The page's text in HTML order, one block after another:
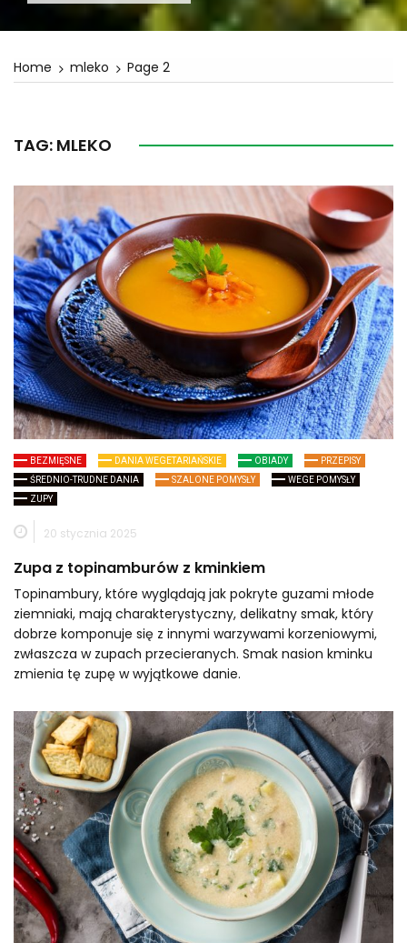
Home mleko Page 2
TAG: MLEKO
BEZMIĘSNE DANIA WEGETARIAŃSKIE OBIADY
PRZEPISY
ŚREDNIO-TRUDNE DANIA
SZALONE POMYSŁY
WEGE POMYSŁY
ZUPY
20 stycznia 2025
Zupa z topinamburów z kminkiem
Topinambury, które wyglądają jak pokryte guzami młode
ziemniaki, mają charakterystyczny, delikatny smak, który
dobrze komponuje się z innymi warzywami korzeniowymi,
zwłaszcza w zupach przecieranych. Smak nasion kminku
zmienia tę zupę w wyjątkowe danie.